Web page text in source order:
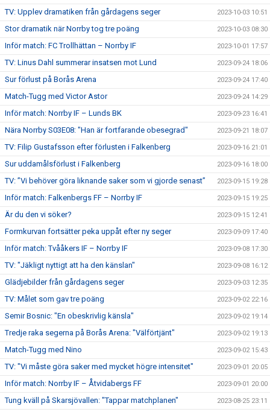
TV: Upplev dramatiken från gårdagens seger 2023-10-03 10:51
Stor dramatik när Norrby tog tre poäng 2023-10-03 08:30
Inför match: FC Trollhättan – Norrby IF 2023-10-01 17:57
TV: Linus Dahl summerar insatsen mot Lund 2023-09-24 18:06
Sur förlust på Borås Arena 2023-09-24 17:40
Match-Tugg med Victor Astor 2023-09-24 14:29
Inför match: Norrby IF – Lunds BK 2023-09-23 16:41
Nära Norrby S03E08: "Han är fortfarande obesegrad" 2023-09-21 18:07
TV: Filip Gustafsson efter förlusten i Falkenberg 2023-09-16 21:01
Sur uddamålsförlust i Falkenberg 2023-09-16 18:00
TV: ”Vi behöver göra liknande saker som vi gjorde senast” 2023-09-15 19:28
Inför match: Falkenbergs FF – Norrby IF 2023-09-15 19:25
Är du den vi söker? 2023-09-15 12:41
Formkurvan fortsätter peka uppåt efter ny seger 2023-09-09 17:40
Inför match: Tvååkers IF – Norrby IF 2023-09-08 17:30
TV: "Jäkligt nyttigt att ha den känslan" 2023-09-08 16:12
Glädjebilder från gårdagens seger 2023-09-03 12:35
TV: Målet som gav tre poäng 2023-09-02 22:16
Semir Bosnic: "En obeskrivlig känsla" 2023-09-02 19:14
Tredje raka segerna på Borås Arena: "Välförtjänt" 2023-09-02 19:13
Match-Tugg med Nino 2023-09-02 15:43
TV: "Vi måste göra saker med mycket högre intensitet" 2023-09-01 20:05
Inför match: Norrby IF – Åtvidabergs FF 2023-09-01 20:00
Tung kväll på Skarsjövallen: "Tappar matchplanen" 2023-08-25 23:11